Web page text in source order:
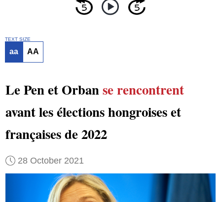
TEXT SIZE
aa AA
Le Pen et Orbanse rencontrent
avant les élections hongroises et
françaises de 2022
28 October 2021